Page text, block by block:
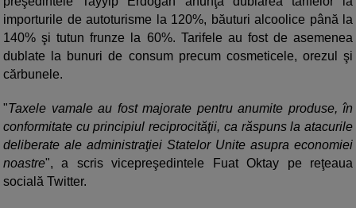
importurile de autoturisme la 120%, băuturi alcoolice până la
140% şi tutun frunze la 60%. Tarifele au fost de asemenea
dublate la bunuri de consum precum cosmeticele, orezul şi
cărbunele.
"Taxele vamale au fost majorate pentru anumite produse, în
conformitate cu principiul reciprocităţii, ca răspuns la atacurile
deliberate ale administraţiei Statelor Unite asupra economiei
noastre", a scris vicepreşedintele Fuat Oktay pe reţeaua
socială Twitter.